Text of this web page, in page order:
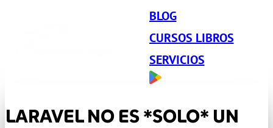
BLOG
CURSOS LIBROS
SERVICIOS
LARAVEL NO ES *SOLO* UN